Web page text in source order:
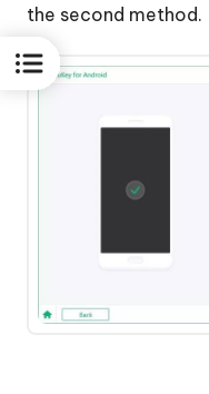
the second method.